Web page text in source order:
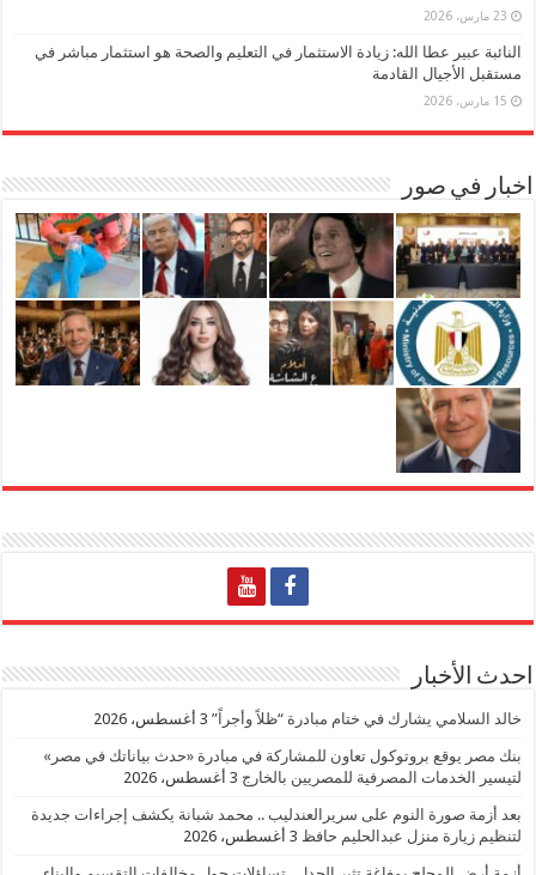
23 مارس، 2026
النائبة عبير عطا الله: زيادة الاستثمار في التعليم والصحة هو استثمار مباشر في
مستقبل الأجيال القادمة
15 مارس، 2026
اخبار في صور
احدث الأخبار
خالد السلامي يشارك في ختام مبادرة “ظلاً وأجراً” 3 أغسطس، 2026
بنك مصر يوقع بروتوكول تعاون للمشاركة في مبادرة «حدث بياناتك في مصر»
لتيسير الخدمات المصرفية للمصريين بالخارج 3 أغسطس، 2026
بعد أزمة صورة النوم على سريرالعندليب .. محمد شبانة يكشف إجراءات جديدة
لتنظيم زيارة منزل عبدالحليم حافظ 3 أغسطس، 2026